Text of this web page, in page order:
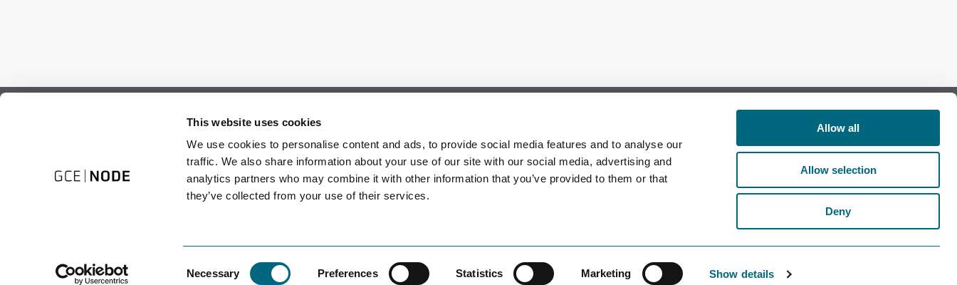
This website uses cookies
We use cookies to personalise content and ads, to provide social media features and to analyse our
traffic. We also share information about your use of our site with our social media, advertising and
analytics partners who may combine it with other information that you’ve provided to them or that
they’ve collected from your use of their services.
Necessary Preferences Statistics Marketing Show details
Allow all
Allow selection
Deny
Follow us on Facebook
Follow us on LinkedIn